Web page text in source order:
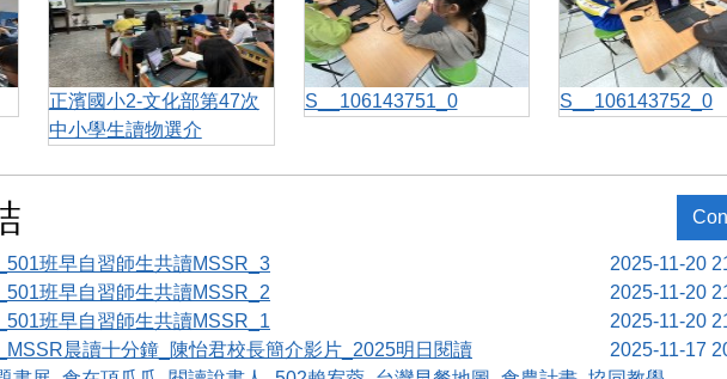
正濱國小2-文化部第47次
中小學生讀物選介
S__106143751_0 S__106143752_0
班早自習師生共讀MSSR_3
2025-11-20
班早自習師生共讀MSSR_2
2025-11-20
班早自習師生共讀MSSR_1
2025-11-20
晨讀十分鐘_陳怡君校長簡介影片_2025明日閱讀
2025-11-17